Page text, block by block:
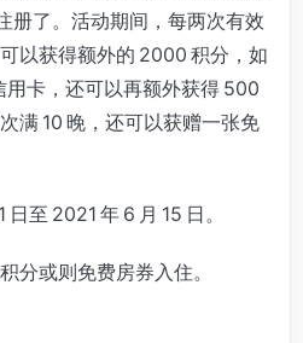
册了。活动期间，每两次有效
以获得额外的 2000 积分，如
卡，还可以再额外获得 500
满 10 晚，还可以获赠一张免
至 2021 年 6 月 15 日。
分或则免费房券入住。